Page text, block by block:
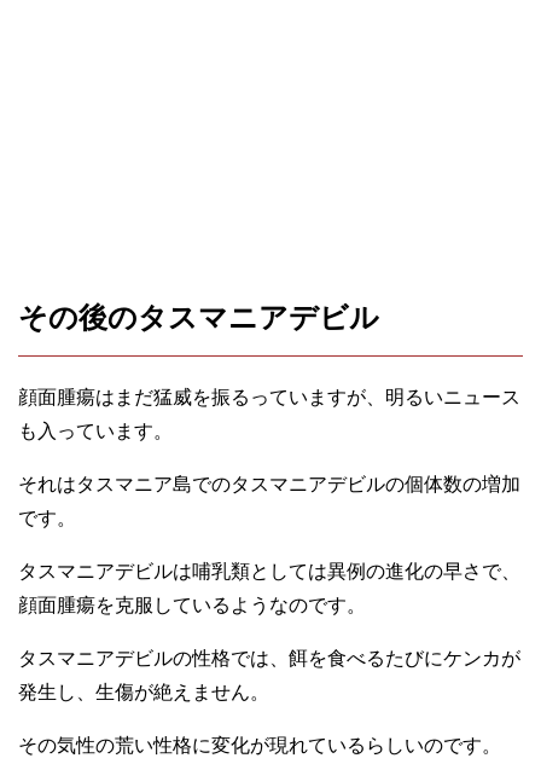
その後のタスマニアデビル
顔面腫瘍はまだ猛威を振るっていますが、明るいニュース
も入っています。
それはタスマニア島でのタスマニアデビルの個体数の増加
です。
タスマニアデビルは哺乳類としては異例の進化の早さで、
顔面腫瘍を克服しているようなのです。
タスマニアデビルの性格では、餌を食べるたびにケンカが
発生し、生傷が絶えません。
その気性の荒い性格に変化が現れているらしいのです。